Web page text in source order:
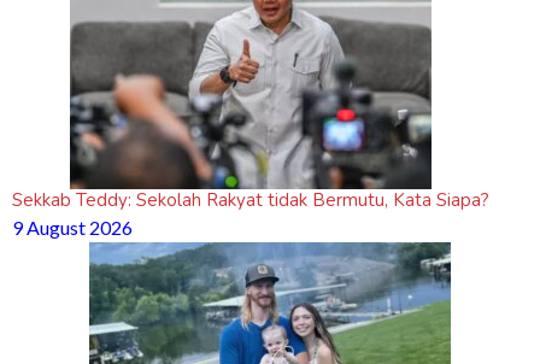
Sekkab Teddy: Sekolah Rakyat tidak Bermutu, Kata Siapa?
9 August 2026